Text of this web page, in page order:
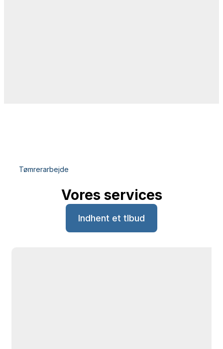
Tømrerarbejde
Vores services
Indhent et tlbud